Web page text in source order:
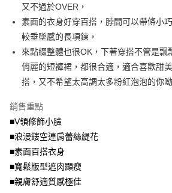
法說明評估內容。
【繳款方式說明】
1.分期款項不併入電信帳單，「大哥付你分期」
醒簡訊。
2.透過簡訊連結打開帳單後，可選擇「超商條碼
帳／街口支付／iPASS MONEY」等通路繳費。
【注意事項】
用戶於交易時，得透過本服務購買商品或服務，
買賣價金債權讓與本公司後，依約使用本公司帳單
資料（包含姓名、電話或地址）提供予台灣大哥
由本公司與您本人進行分期帳單所需資料之確認、
3.完整用戶服務條款，請詳閱以下連結：
２．便利：只要手機號碼，簡訊認證，即可結帳。
３．安心：先確認商品／服務後，再付款。
【「AFTEE先享後付」結帳流程】
１．於結帳方式選擇「AFTEE先享後付」後，將
２．訂單成立數日內，您將收到繳費通知簡訊。
３．收到繳費通知簡訊後14天內，點擊此簡訊中
※ 請注意：結帳手續完成當下不需立刻繳費，但
購買商品的店家。未經商家同意取消之訂單仍視
後付繳納相關費用。
※ 交易是否成功請以「AFTEE先享後付 」之結帳
是否繳費成功／繳費後需取消欲退款等相關疑問
客戶支援中心」
【注意事項】
全家取貨付款
每筆NT$70，滿NT$699(含以上)免運費
付款後全家取貨
每筆NT$70，滿NT$799(含以上)免運費
付款後7-11取貨
每筆NT$70，滿NT$699(含以上)免運費
宅配
又不過於OVER，
素面的衣身好穿百搭，脖間可以帶條小
較垂墜感的長項鍊，
來點綴整體也很OK，下著穿搭不管是飄
俏麗的短褲裙，都很合適，適合喜歡甜
搭，又不希望太高調太多粉紅泡泡的你
銷售重點
■V領修飾小臉
■浪漫鏤空連肩蕾絲緹花
■素面百搭衣身
■寬鬆版型遮肉顯瘦
■親膚舒適質感極佳